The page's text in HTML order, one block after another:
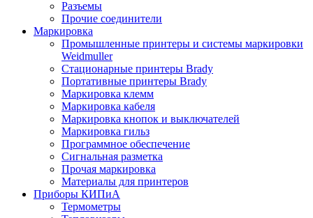
Разъемы
Прочие соединители
Маркировка
Промышленные принтеры и системы маркировки
Weidmuller
Стационарные принтеры Brady
Портативные принтеры Brady
Маркировка клемм
Маркировка кабеля
Маркировка кнопок и выключателей
Маркировка гильз
Программное обеспечение
Сигнальная разметка
Прочая маркировка
Материалы для принтеров
Приборы КИПиА
Термометры